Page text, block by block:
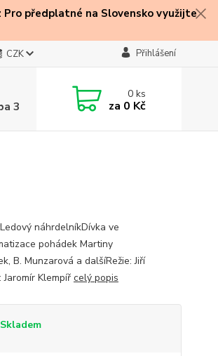
Pro předplatné na Slovensko využijte
CZK Přihlášení
3
0ks
za 0 Kč
náhrdelníkDívka ve
pohádek Martiny
B. Munzarová a dalšíRežie: Jiří
Klempíř celý popis
Skladem